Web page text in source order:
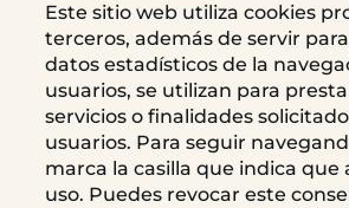
Este sitio web utiliza cookies
terceros, además de servir
datos estadísticos de la
usuarios, se utilizan para
servicios o finalidades
usuarios. Para seguir
marca la casilla que indica que
uso. Puedes revocar este